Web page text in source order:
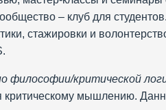
– клуб для студентов.
стажировки и
философии/критической
критическому мышлению.